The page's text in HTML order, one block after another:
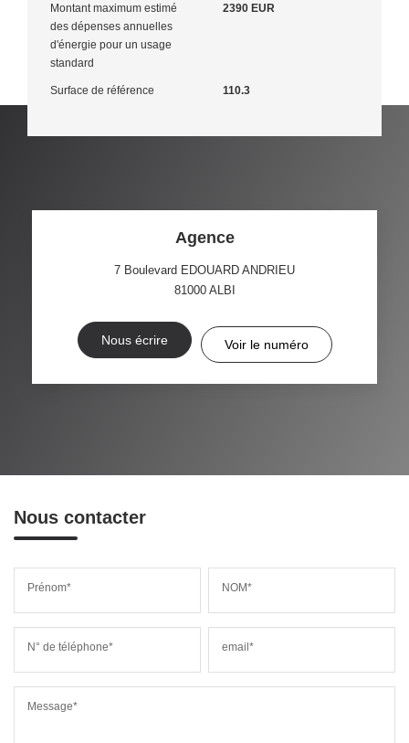
Montant maximum estimé
des dépenses annuelles
d'énergie pour un usage
standard
2390 EUR
Surface de référence 110.3
Agence
7 Boulevard EDOUARD ANDRIEU
81000 ALBI
Nous écrire Voir le numéro
Nous contacter
Prénom* NOM*
N° de téléphone* email*
Message*